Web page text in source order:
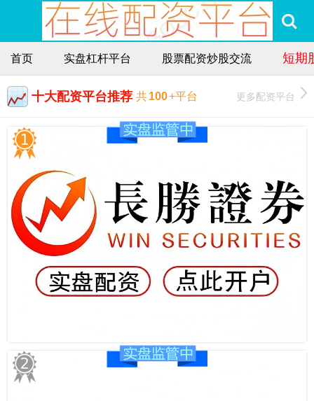
首页 实盘杠杆平台 股票配资炒股交流 短期
十大配资平台推荐 共100+平台 更多配资平台